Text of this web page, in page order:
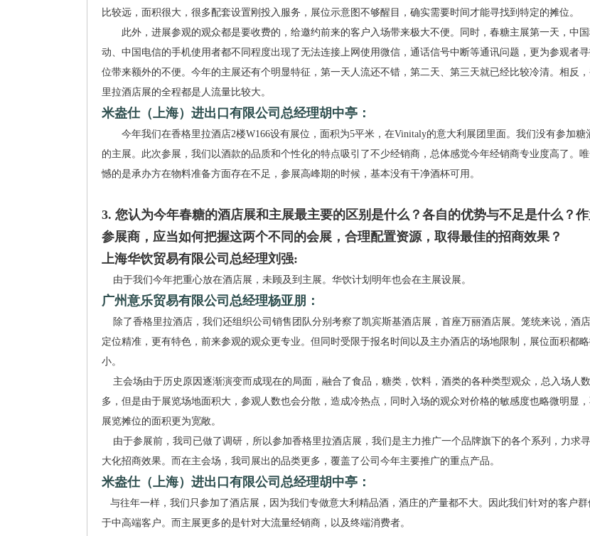
比较远，面积很大，很多配套设置刚投入服务，展位示意图不够醒目，确实需要时间才能寻找到特定的摊位。
此外，进展参观的观众都是要收费的，给邀约前来的客户入场带来极大不便。同时，春糖主展第一天，中国
动、中国电信的手机使用者都不同程度出现了无法连接上网使用微信，通话信号中断等通讯问题，更为参观者
位带来额外的不便。今年的主展还有个明显特征，第一天人流还不错，第二天、第三天就已经比较冷清。相反
里拉酒店展的全程都是人流量比较大。
米盎仕（上海）进出口有限公司总经理胡中亭：
今年我们在香格里拉酒店2楼W166设有展位，面积为5平米，在Vinitaly的意大利展团里面。我们没有参加糖
的主展。此次参展，我们以酒款的品质和个性化的特点吸引了不少经销商，总体感觉今年经销商专业度高了。
憾的是承办方在物料准备方面存在不足，参展高峰期的时候，基本没有干净酒杯可用。
3. 您认为今年春糖的酒店展和主展最主要的区别是什么？各自的优势与不足是什么？
参展商，应当如何把握这两个不同的会展，合理配置资源，取得最佳的招商效果？
上海华饮贸易有限公司总经理刘强:
由于我们今年把重心放在酒店展，未顾及到主展。华饮计划明年也会在主展设展。
广州意乐贸易有限公司总经理杨亚朋：
除了香格里拉酒店，我们还组织公司销售团队分别考察了凯宾斯基酒店展，首座万丽酒店展。笼统来说，酒
定位精准，更有特色，前来参观的观众更专业。但同时受限于报名时间以及主办酒店的场地限制，展位面积都
小。
主会场由于历史原因逐渐演变而成现在的局面，融合了食品，糖类，饮料，酒类的各种类型观众，总入场人
多，但是由于展览场地面积大，参观人数也会分散，造成冷热点，同时入场的观众对价格的敏感度也略微明显
展览摊位的面积更为宽敞。
由于参展前，我司已做了调研，所以参加香格里拉酒店展，我们是主力推广一个品牌旗下的各个系列，力求
大化招商效果。而在主会场，我司展出的品类更多，覆盖了公司今年主要推广的重点产品。
米盎仕（上海）进出口有限公司总经理胡中亭：
与往年一样，我们只参加了酒店展，因为我们专做意大利精品酒，酒庄的产量都不大。因此我们针对的客户群
于中高端客户。而主展更多的是针对大流量经销商，以及终端消费者。